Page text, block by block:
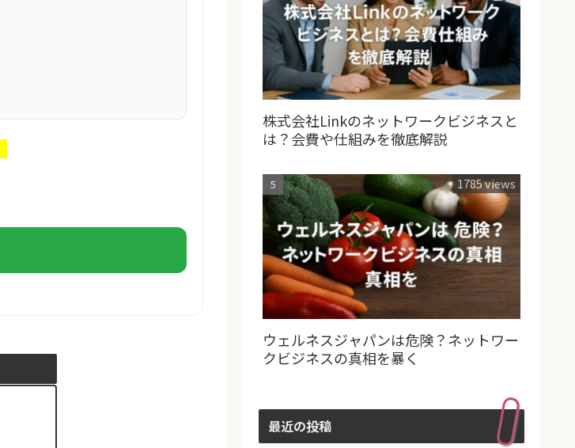
株式会社Linkのネットワークビジネスと
は？会費や仕組みを徹底解説
ウェルネスジャパンは危険？ネットワー
クビジネスの真相を暴く
1785 views
最近の投稿